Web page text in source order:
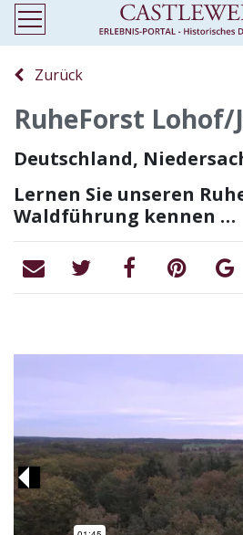
Zurück
RuheForst Lohof/
Deutschland,
Lernen Sie unseren
Waldführung kennen …
Previous